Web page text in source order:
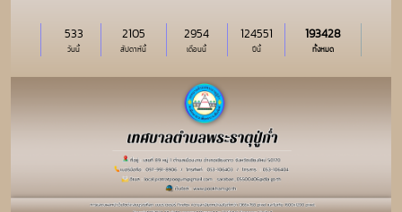
วันนี้
533
สัปดาห์นี้
2105
เดือนนี้
2954
ปีนี้
124551
ทั้งหมด
193428